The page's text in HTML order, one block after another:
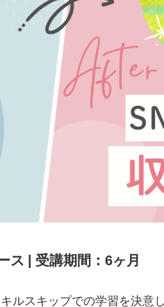
ス | 受講期間：6ヶ月
ルスキップでの学習を決意